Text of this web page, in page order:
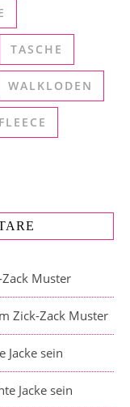
TASCHE
WALKLODEN
Muster
Zick-Zack Muster
Jacke sein
Jacke sein